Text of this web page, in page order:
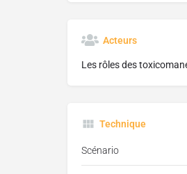
Acteurs
Les rôles des
Technique
Scénario